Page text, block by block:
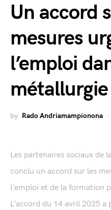
Un accord
mesures
l’emploi
by Rado Andriamampionona
Les partenaires sociaux de
conclu un accord sur les
l’emploi et de la formation
L’accord du 14 avril 2025